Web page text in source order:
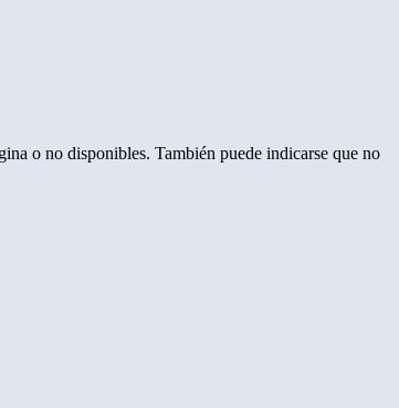
o no disponibles. También puede indicarse que no